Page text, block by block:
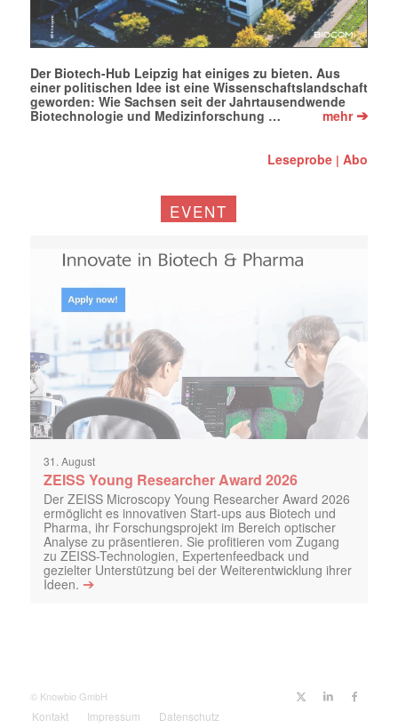
Der Biotech-Hub Leipzig hat einiges zu bieten. Aus
einer politischen Idee ist eine Wissenschaftslandschaft
geworden: Wie Sachsen seit der Jahrtausendwende
Biotechnologie und Medizinforschung …
mehr➔
Leseprobe |Abo
EVENT
31. August
ZEISS Young Researcher Award 2026
Der ZEISS Microscopy Young Researcher Award 2026
ermöglicht es innovativen Start-ups aus Biotech und
Pharma, ihr Forschungsprojekt im Bereich optischer
Analyse zu präsentieren. Sie profitieren vom Zugang
zu ZEISS-Technologien, Expertenfeedback und
gezielter Unterstützung bei der Weiterentwicklung ihrer
Ideen. ➔
© Knowbio GmbH
Kontakt Impressum Datenschutz